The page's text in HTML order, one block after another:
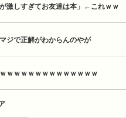
激しすぎてお友達は本」←これｗｗ
ジで正解がわからんのやが
ｗｗｗｗｗｗｗｗｗｗｗｗｗ